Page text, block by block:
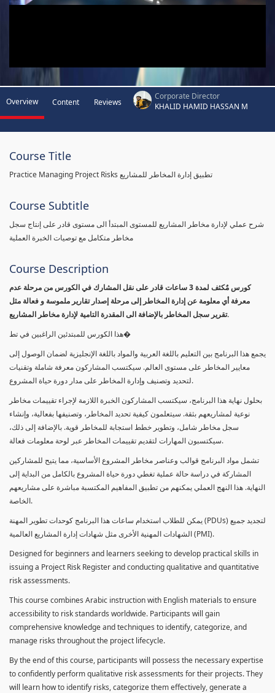
Overview Content Reviews
Corporate Director
KHALID HAMID HASSAN M
Course Title
Practice Managing Project Risks تطبيق إدارة المخاطر للمشاريع
Course Subtitle
شرح عملي لإدارة مخاطر المشاريع للمستوى المبتدأ الى مستوى قادر على إنتاج سجل
مخاطر متكامل مع توصيات الخبرة العملية
Course Description
كورس مٌكثف لمدة 3 ساعات قادر على نقل المشارك في الكورس من مرحلة عدم
معرفة أي معلومة عن إدارة المخاطر إلى مرحلة إصدار تقارير ملموسة و فعالة مثل
تقرير سجل المخاطر بالإضافة الى المقدرة التامية لإدارة مخاطر المشاريع.
هذا الكورس للمبتدئين الراغبين في تط�
يجمع هذا البرنامج بين التعليم باللغة العربية والمواد باللغة الإنجليزية لضمان الوصول إلى
معايير المخاطر على مستوى العالم. سيكتسب المشاركون معرفة شاملة وتقنيات
لتحديد وتصنيف وإدارة المخاطر على مدار دورة حياة المشروع.
بحلول نهاية هذا البرنامج، سيكتسب المشاركون الخبرة اللازمة لإجراء تقييمات مخاطر
نوعية لمشاريعهم بثقة. سيتعلمون كيفية تحديد المخاطر، وتصنيفها بفعالية، وإنشاء
سجل مخاطر شامل، وتطوير خطط استجابة للمخاطر قوية. بالإضافة إلى ذلك،
سيكتسبون المهارات لتقديم تقييمات المخاطر عبر لوحة معلومات فعالة.
تشمل مواد البرنامج قوالب وعناصر مخاطر المشروع الأساسية، مما يتيح للمشاركين
المشاركة في دراسة حالة عملية تغطي دورة حياة المشروع بالكامل من البداية إلى
النهاية. هذا النهج العملي يمكنهم من تطبيق المفاهيم المكتسبة مباشرة على مشاريعهم
الخاصة.
يمكن للطلاب استخدام ساعات هذا البرنامج كوحدات تطوير المهنة (PDUs) لتجديد جميع
الشهادات المهنية الأخرى مثل شهادات إدارة المشاريع العالمية (PMI).
Designed for beginners and learners seeking to develop practical skills in
issuing a Project Risk Register and conducting qualitative and quantitative
risk assessments.
This course combines Arabic instruction with English materials to ensure
accessibility to risk standards worldwide. Participants will gain
comprehensive knowledge and techniques to identify, categorize, and
manage risks throughout the project lifecycle.
By the end of this course, participants will possess the necessary expertise
to confidently perform qualitative risk assessments for their projects. They
will learn how to identify risks, categorize them effectively, generate a